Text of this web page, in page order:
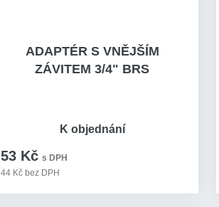
ADAPTÉR S VNĚJŠÍM
ZÁVITEM 3/4" BRS
53 Kč s DPH
44 Kč bez DPH
K objednání